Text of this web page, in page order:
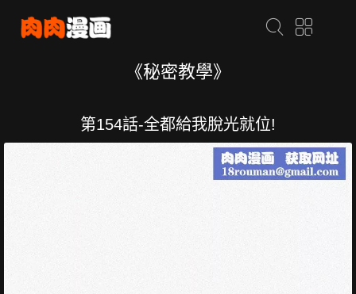
《秘密教學》
第154話-全都給我脫光就位!